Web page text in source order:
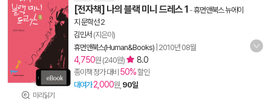
미리읽기
[전자책] 나의 블랙 미니 드레스 1 -휴먼앤북스 뉴에이
지 문학선 2
김민서 (지은이)
휴먼앤북스(Human&Books) 2010년 08월
4,750원 (240원) 8.0
종이책 정가 대비 50%할인
대여가 2,000원, 90일